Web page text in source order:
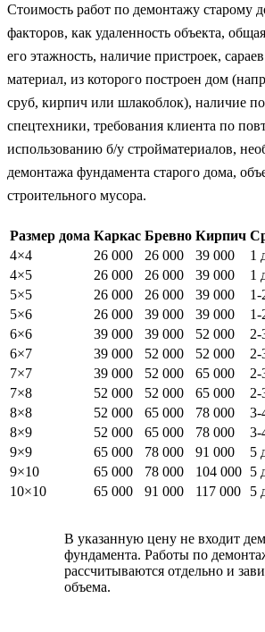
Стоимость работ по демонтажу старому
факторов, как удаленность объекта,
его этажность, наличие пристроек,
материал, из которого построен дом
сруб, кирпич или шлакоблок), наличие
спецтехники, требования клиента по
использованию б/у стройматериалов,
демонтажа фундамента старого дома,
строительного мусора.
Размер дома Каркас Бревно Кирпич
4×4
26 000 26 000 39 000
1
4×5
26 000 26 000 39 000
1
5×5
26 000 26 000 39 000
1-
5×6
26 000 39 000 39 000
1-
6×6
39 000 39 000 52 000
2-
6×7
39 000 52 000 52 000
2-
7×7
39 000 52 000 65 000
2-
7×8
52 000 52 000 65 000
2-
8×8
52 000 65 000 78 000
3-
8×9
52 000 65 000 78 000
3-
9×9
65 000 78 000 91 000
5
9×10
65 000 78 000 104 000 5
10×10
65 000 91 000 117 000 5
В указанную цену не входит
фундамента. Работы по
рассчитываются отдельно и
объема.